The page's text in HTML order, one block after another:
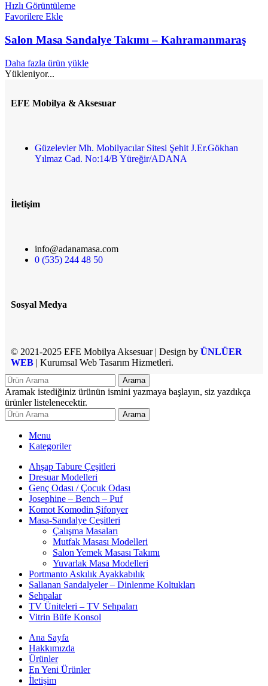
Hızlı Görüntüleme
Favorilere Ekle
Salon Masa Sandalye Takımı – Kahramanmaraş
Daha fazla ürün yükle
Yükleniyor...
EFE Mobilya & Aksesuar
Güzelevler Mh. Mobilyacılar Sitesi Şehit J.Er.Gökhan
Yılmaz Cad. No:14/B Yüreğir/ADANA
İletişim
info@adanamasa.com
0 (535) 244 48 50
Sosyal Medya
© 2021-2025 EFE Mobilya Aksesuar | Design by ÜNLÜER
WEB | Kurumsal Web Tasarım Hizmetleri.
Arama
Aramak istediğiniz ürünün ismini yazmaya başlayın, siz yazdıkça
ürünler listelenecektir.
Arama
Menu
Kategoriler
Ahşap Tabure Çeşitleri
Dresuar Modelleri
Genç Odası / Çocuk Odası
Josephine – Bench – Puf
Komot Komodin Şifonyer
Masa-Sandalye Çeşitleri
Çalışma Masaları
Mutfak Masası Modelleri
Salon Yemek Masası Takımı
Yuvarlak Masa Modelleri
Portmanto Askılık Ayakkabılık
Sallanan Sandalyeler – Dinlenme Koltukları
Sehpalar
TV Üniteleri – TV Sehpaları
Vitrin Büfe Konsol
Ana Sayfa
Hakkımızda
Ürünler
En Yeni Ürünler
İletişim